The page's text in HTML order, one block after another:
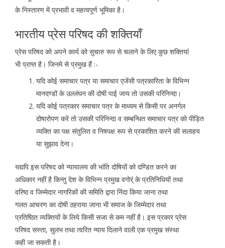
के निस्तारण में प्रभावी व महत्वपूर्ण भूमिका है।
भारतीय प्रेस परिषद की शक्तियाँ
प्रेस परिषद को अपने कार्य को सुचारु रूप से चलाने के लिए कुछ शक्तियां
भी प्राप्त है। जिनमे से प्रमुख हैं :-
यदि कोई समाचार पत्र या समाचार एजेंसी पत्रकारिता के विभिन्न
मानदण्डों के उल्लंघन की दोषी पाई जाय तो उसकी परिनिन्दा।
यदि कोई पत्रकार समाचार पत्र के माध्यम से किसी पर अनर्गल
दोषारोपण करे तो उसकी परिनिन्दा व सम्बन्धित समाचार पत्र को पीड़ित
व्यक्ति का पक्ष संतुलित व निषपक्ष रूप से प्रकाशित करने की सलाहय
या सुझाव देना।
यद्यपि इस परिषद को न्यायालय की भांति दोषियों को दण्डित करने का
अधिकार नहीं है किन्तु देश के विभिन्न प्रमुख वगोर्ं के प्रतिनिधियों तथा
वरिष्ठ व जिम्मेदार नागरिकों की समिति द्वारा निंदा किया जाना तथा
गलत आचरण का दोषी ठहराया जाना भी समाज के जिम्मेदार तथा
प्रतिष्ठित व्यक्तियों के लिये किसी सजा से कम नहीं है। इस प्रकार प्रेस
परिषद सस्ता, सुलभ तथा त्वरित न्याय दिलाने वाली एक प्रमुख संस्था
कही जा सकती है।